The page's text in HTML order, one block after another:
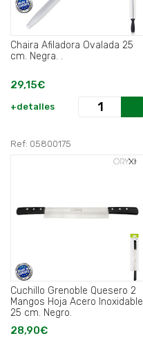
Chaira Afiladora Ovalada 25
cm. Negra. .
29,15€
+detalles
Ref: 05800175
Cuchillo Grenoble Quesero 2
Mangos Hoja Acero Inoxidable
25 cm. Negro.
28,90€